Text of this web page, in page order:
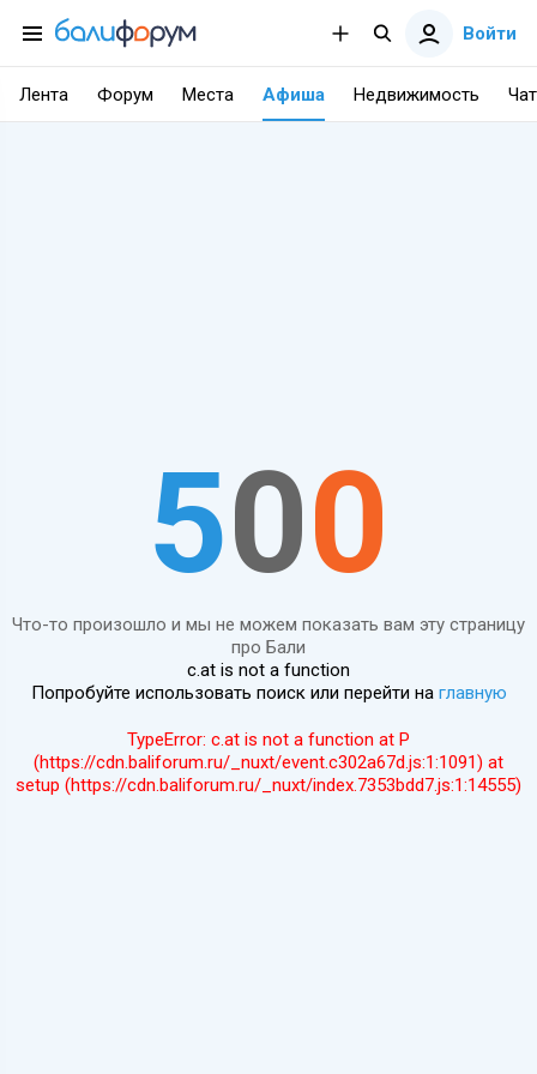
Войти
Лента Форум Места Афиша Недвижимость Чат
500
Что-то произошло и мы не можем показать вам эту страницу
про Бали
c.at is not a function
Попробуйте использовать поиск или перейти на главную
TypeError: c.at is not a function at P
(https://cdn.baliforum.ru/_nuxt/event.c302a67d.js:1:1091) at
setup (https://cdn.baliforum.ru/_nuxt/index.7353bdd7.js:1:14555)